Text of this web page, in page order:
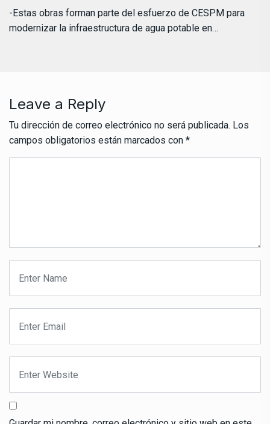
-Estas obras forman parte del esfuerzo de CESPM para
modernizar la infraestructura de agua potable en…
Leave a Reply
Tu dirección de correo electrónico no será publicada. Los
campos obligatorios están marcados con *